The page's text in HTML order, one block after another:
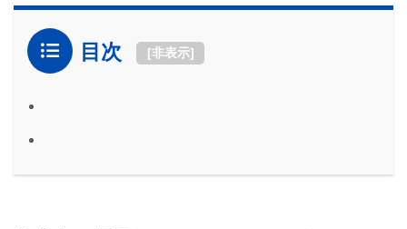
目次 [非表示]